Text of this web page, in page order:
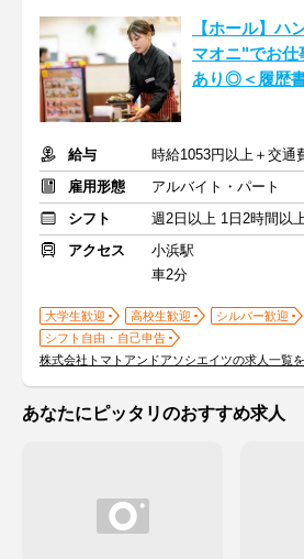
【ホール】ハ
マオニ"でお仕
あり◎＜履歴
給与
時給1053円以上＋交通
雇用形態
アルバイト・パート
シフト
週2日以上 1日2時間以
アクセス
小浜駅
車2分
大学生歓迎 高校生歓迎 シルバー歓迎
シフト自由・自己申告
株式会社トマトアンドアソシエイツの求人一覧
あなたにピッタリのおすすめ求人